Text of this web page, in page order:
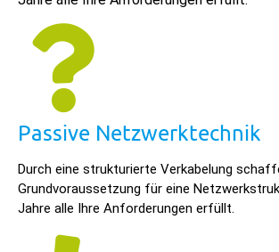
Passive Netzwerktechnik
Durch eine strukturierte Verkabelung
Grundvoraussetzung für eine
Jahre alle Ihre Anforderungen erfüllt.